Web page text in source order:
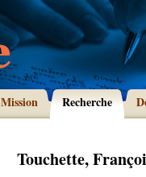
Mission Recherche
Touchette,